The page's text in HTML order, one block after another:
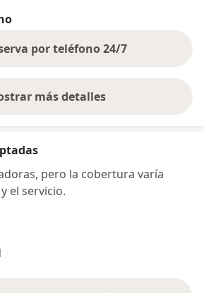
por teléfono 24/7
más detalles
sobre la dirección
pero la cobertura varía
el servicio.